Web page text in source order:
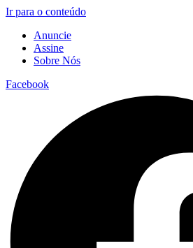
Ir para o conteúdo
Anuncie
Assine
Sobre Nós
Facebook